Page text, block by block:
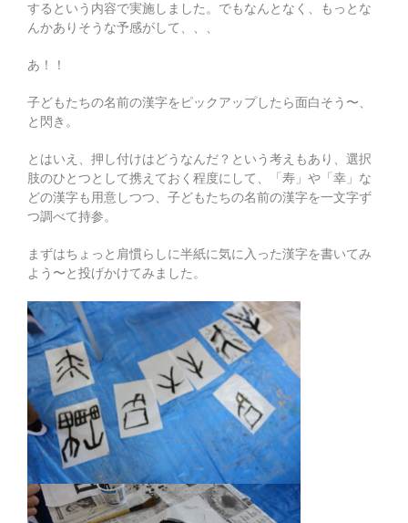
するという内容で実施しました。でもなんとなく、もっとな
んかありそうな予感がして、、、
あ！！
子どもたちの名前の漢字をピックアップしたら面白そう〜、
と閃き。
とはいえ、押し付けはどうなんだ？という考えもあり、選択
肢のひとつとして携えておく程度にして、「寿」や「幸」な
どの漢字も用意しつつ、子どもたちの名前の漢字を一文字ず
つ調べて持参。
まずはちょっと肩慣らしに半紙に気に入った漢字を書いてみ
よう〜と投げかけてみました。